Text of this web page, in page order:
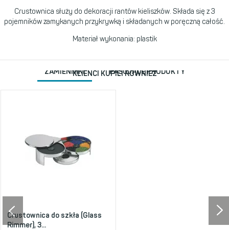
Crustownica służy do dekoracji rantów kieliszków. Składa się z 3
pojemników zamykanych przykrywką i składanych w poręczną całość.
Materiał wykonania: plastik
ZAMIENNIKI PASUJĄCE PRODUKTY
KLIENCI KUPILI RÓWNIEŻ
Crustownica do szkła (Glass
Rimmer), 3...